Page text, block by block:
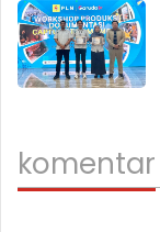
komentar